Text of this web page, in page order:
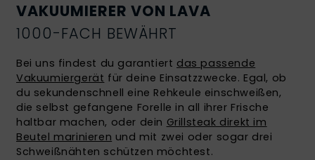
VAKUUMIERER VON LAVA
1000-FACH BEWÄHRT
Bei uns findest du garantiert das passende
Vakuumiergerät für deine Einsatzzwecke. Egal, ob
du sekundenschnell eine Rehkeule einschweißen,
die selbst gefangene Forelle in all ihrer Frische
haltbar machen, oder dein Grillsteak direkt im
Beutel marinieren und mit zwei oder sogar drei
Schweißnähten schützen möchtest.